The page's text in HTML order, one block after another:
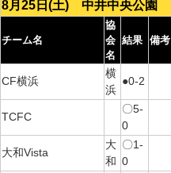
8月25日(土) 中井中央公園
チーム名
協
会
名
結果 備考
CF横浜
横
浜
●0-2
TCFC
〇5-
0
大和Vista
大
和
〇1-
0